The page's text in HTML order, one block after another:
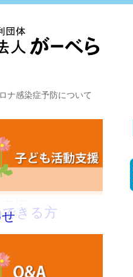
ナ感染症予防について
援
セージ
きる方